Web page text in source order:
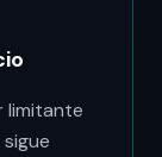
limitante